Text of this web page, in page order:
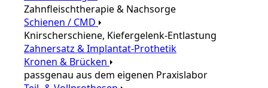
Zahnfleischtherapie & Nachsorge
Schienen / CMD
Knirscherschiene, Kiefergelenk-Entlastung
Zahnersatz & Implantat-Prothetik
Kronen & Brücken
passgenau aus dem eigenen Praxislabor